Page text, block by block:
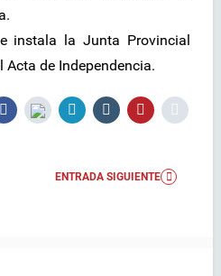
instala la Junta Provincial
Acta de Independencia.
ENTRADA SIGUIENTE